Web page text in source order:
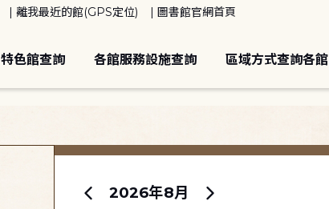
離我最近的館(GPS定位) 圖書館官網首頁
特色館查詢 各館服務設施查詢 區域方式查詢各館
2026年8月